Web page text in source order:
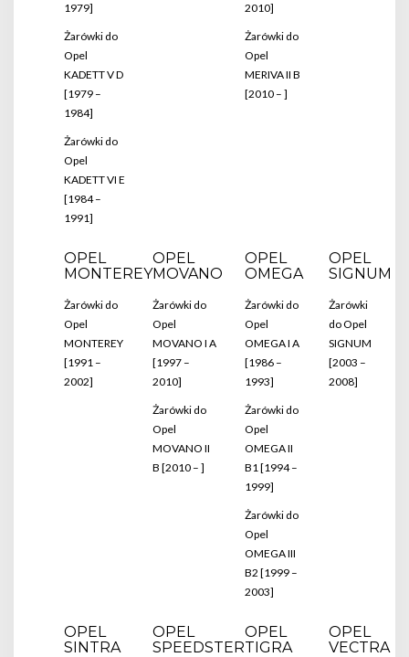
1979]
Żarówki do
Opel
KADETT V D
[1979 –
1984]
Żarówki do
Opel
KADETT VI E
[1984 –
1991]
2010]
Żarówki do
Opel
MERIVA II B
[2010 – ]
OPEL
MONTEREY
Żarówki do
Opel
MONTEREY
[1991 –
2002]
OPEL
MOVANO
Żarówki do
Opel
MOVANO I A
[1997 –
2010]
Żarówki do
Opel
MOVANO II
B [2010 – ]
OPEL
OMEGA
Żarówki do
Opel
OMEGA I A
[1986 –
1993]
Żarówki do
Opel
OMEGA II
B1 [1994 –
1999]
Żarówki do
Opel
OMEGA III
B2 [1999 –
2003]
OPEL
SIGNUM
Żarówki
do Opel
SIGNUM
[2003 –
2008]
OPEL
SINTRA
OPEL
SPEEDSTER
OPEL
TIGRA
OPEL
VECTRA